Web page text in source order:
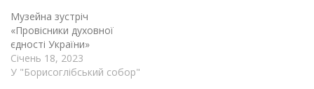
Музейна зустріч
«Провісники духовної
єдності України»
Січень 18, 2023
У "Борисоглібський собор"